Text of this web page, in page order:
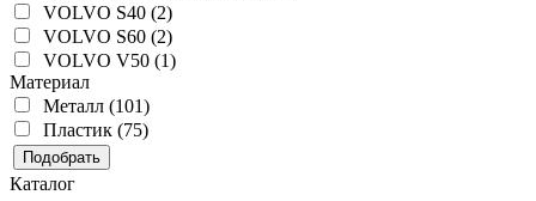
VOLVO S40 (2)
VOLVO S60 (2)
VOLVO V50 (1)
Материал
Металл (101)
Пластик (75)
Подобрать
Каталог